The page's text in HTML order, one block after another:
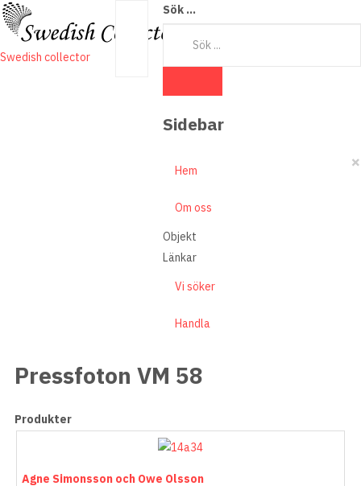
Swedish collector
Sök ...
Sidebar
×
Hem
Om oss
Objekt
Länkar
Vi söker
Handla
Pressfoton VM 58
Produkter
Agne Simonsson och Owe Olsson